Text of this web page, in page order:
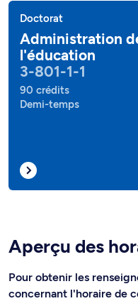
Doctorat
Administration
l'éducation
3-801-1-1
90 crédits
Demi-temps
Aperçu des
Pour obtenir les
concernant l'horaire de